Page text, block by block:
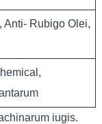
Anti- Rubigo Olei,
iugis.